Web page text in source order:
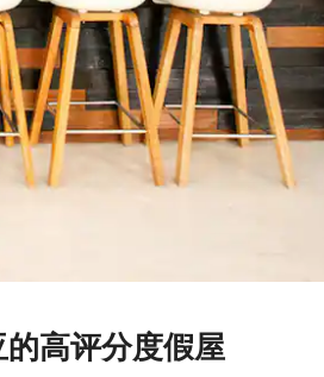
高评分度假屋